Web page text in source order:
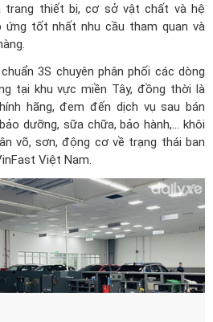
trang thiết bị, cơ sở vật chất và hệ
ứng tốt nhất nhu cầu tham quan và
3S chuyên phân phối các dòng
tại khu vực miền Tây, đồng thời là
hãng, đem đến dịch vụ sau bán
dưỡng, sữa chữa, bảo hành,… khôi
võ, sơn, động cơ về trạng thái ban
Việt Nam.